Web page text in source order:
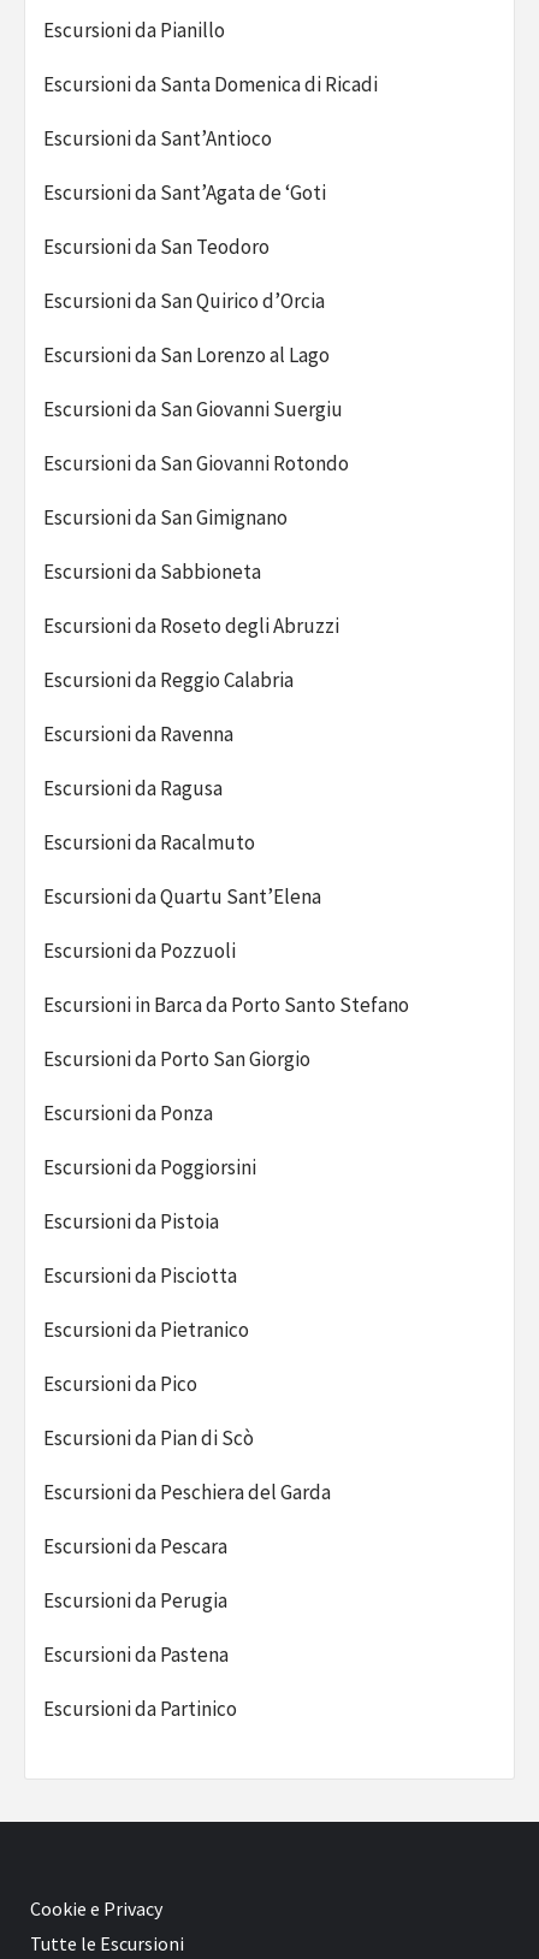
Escursioni da Pianillo
Escursioni da Santa Domenica di Ricadi
Escursioni da Sant’Antioco
Escursioni da Sant’Agata de ‘Goti
Escursioni da San Teodoro
Escursioni da San Quirico d’Orcia
Escursioni da San Lorenzo al Lago
Escursioni da San Giovanni Suergiu
Escursioni da San Giovanni Rotondo
Escursioni da San Gimignano
Escursioni da Sabbioneta
Escursioni da Roseto degli Abruzzi
Escursioni da Reggio Calabria
Escursioni da Ravenna
Escursioni da Ragusa
Escursioni da Racalmuto
Escursioni da Quartu Sant’Elena
Escursioni da Pozzuoli
Escursioni in Barca da Porto Santo Stefano
Escursioni da Porto San Giorgio
Escursioni da Ponza
Escursioni da Poggiorsini
Escursioni da Pistoia
Escursioni da Pisciotta
Escursioni da Pietranico
Escursioni da Pico
Escursioni da Pian di Scò
Escursioni da Peschiera del Garda
Escursioni da Pescara
Escursioni da Perugia
Escursioni da Pastena
Escursioni da Partinico
Cookie e Privacy
Tutte le Escursioni